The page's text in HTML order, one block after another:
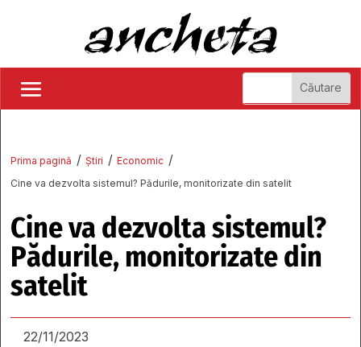
Prima pagină / Știri / Economic /
Cine va dezvolta sistemul? Pădurile, monitorizate din satelit
Cine va dezvolta sistemul?
Pădurile, monitorizate din
satelit
22/11/2023